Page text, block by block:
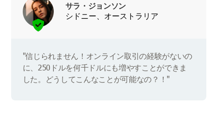
サラ・ジョンソン
シドニー、オーストラリア
"信じられません！オンライン取引の経験がないの
に、250ドルを何千ドルにも増やすことができま
した。どうしてこんなことが可能なの？！"